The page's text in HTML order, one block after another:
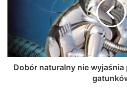
Dobór naturalny nie